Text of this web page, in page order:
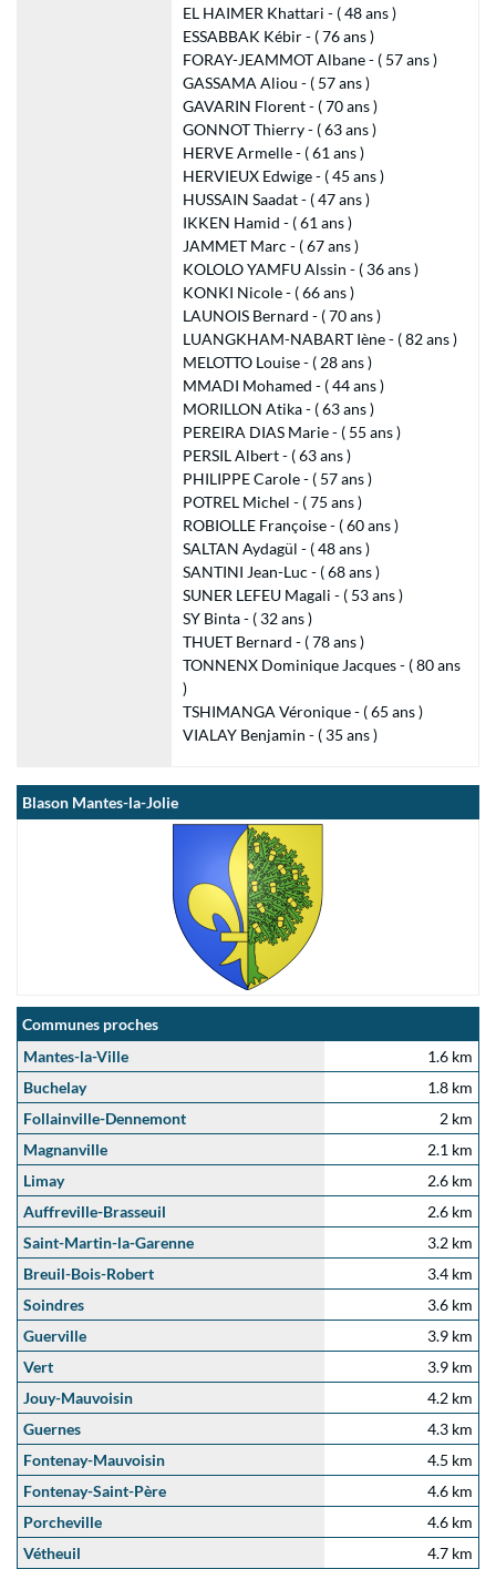
EL HAIMER Khattari - ( 48 ans )
ESSABBAK Kébir - ( 76 ans )
FORAY-JEAMMOT Albane - ( 57 ans )
GASSAMA Aliou - ( 57 ans )
GAVARIN Florent - ( 70 ans )
GONNOT Thierry - ( 63 ans )
HERVE Armelle - ( 61 ans )
HERVIEUX Edwige - ( 45 ans )
HUSSAIN Saadat - ( 47 ans )
IKKEN Hamid - ( 61 ans )
JAMMET Marc - ( 67 ans )
KOLOLO YAMFU Alssin - ( 36 ans )
KONKI Nicole - ( 66 ans )
LAUNOIS Bernard - ( 70 ans )
LUANGKHAM-NABART Iène - ( 82 ans )
MELOTTO Louise - ( 28 ans )
MMADI Mohamed - ( 44 ans )
MORILLON Atika - ( 63 ans )
PEREIRA DIAS Marie - ( 55 ans )
PERSIL Albert - ( 63 ans )
PHILIPPE Carole - ( 57 ans )
POTREL Michel - ( 75 ans )
ROBIOLLE Françoise - ( 60 ans )
SALTAN Aydagül - ( 48 ans )
SANTINI Jean-Luc - ( 68 ans )
SUNER LEFEU Magali - ( 53 ans )
SY Binta - ( 32 ans )
THUET Bernard - ( 78 ans )
TONNENX Dominique Jacques - ( 80 ans
)
TSHIMANGA Véronique - ( 65 ans )
VIALAY Benjamin - ( 35 ans )
Blason Mantes-la-Jolie
Communes proches
Mantes-la-Ville
1.6 km
Buchelay
1.8 km
Follainville-Dennemont
2 km
Magnanville
2.1 km
Limay
2.6 km
Auffreville-Brasseuil
2.6 km
Saint-Martin-la-Garenne
3.2 km
Breuil-Bois-Robert
3.4 km
Soindres
3.6 km
Guerville
3.9 km
Vert
3.9 km
Jouy-Mauvoisin
4.2 km
Guernes
4.3 km
Fontenay-Mauvoisin
4.5 km
Fontenay-Saint-Père
4.6 km
Porcheville
4.6 km
Vétheuil
4.7 km